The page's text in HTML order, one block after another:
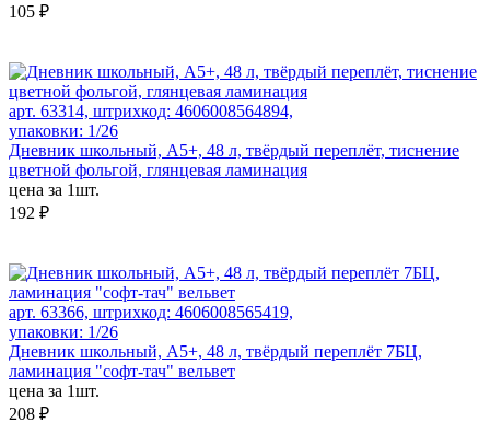
105 ₽
арт. 63314, штрихкод: 4606008564894,
упаковки: 1/26
Дневник школьный, А5+, 48 л, твёрдый переплёт, тиснение
цветной фольгой, глянцевая ламинация
цена за 1шт.
192 ₽
арт. 63366, штрихкод: 4606008565419,
упаковки: 1/26
Дневник школьный, А5+, 48 л, твёрдый переплёт 7БЦ,
ламинация "софт-тач" вельвет
цена за 1шт.
208 ₽